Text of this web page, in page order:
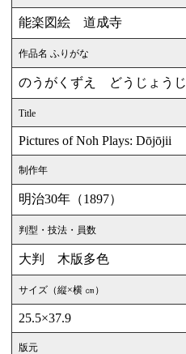
能楽図絵 道成寺
作品名 ふりがな
のうがくずえ どうじょうじ
Title
Pictures of Noh Plays: Dōjōjii
制作年
明治30年（1897）
判型・技法・員数
大判 木版多色
サイズ（縦×横 ㎝）
25.5×37.9
版元